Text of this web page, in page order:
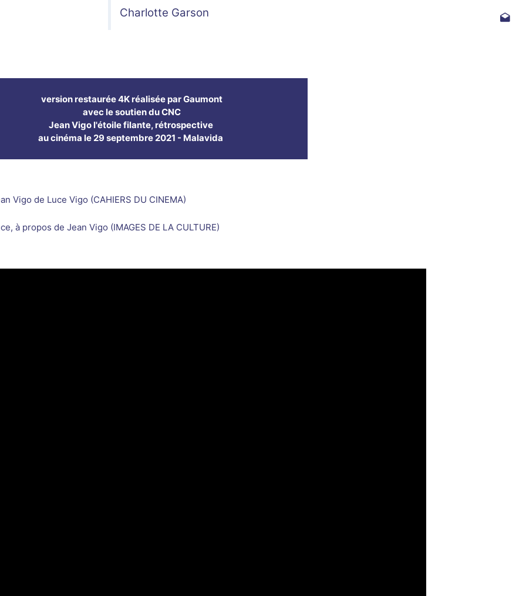
Charlotte Garson
version restaurée 4K réalisée par Gaumont
avec le soutien du CNC
Jean Vigo l'étoile filante, rétrospective
au cinéma le 29 septembre 2021 - Malavida
Vigo de Luce Vigo (CAHIERS DU CINEMA)
à propos de Jean Vigo (IMAGES DE LA CULTURE)